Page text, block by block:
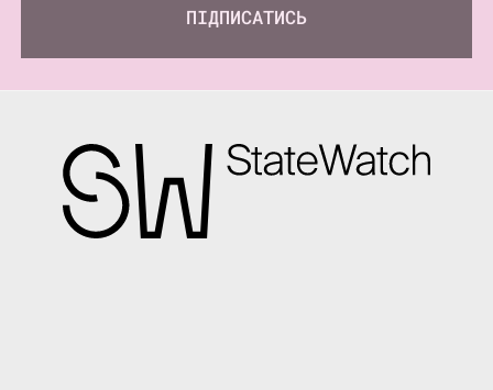
ПІДПИСАТИСЬ